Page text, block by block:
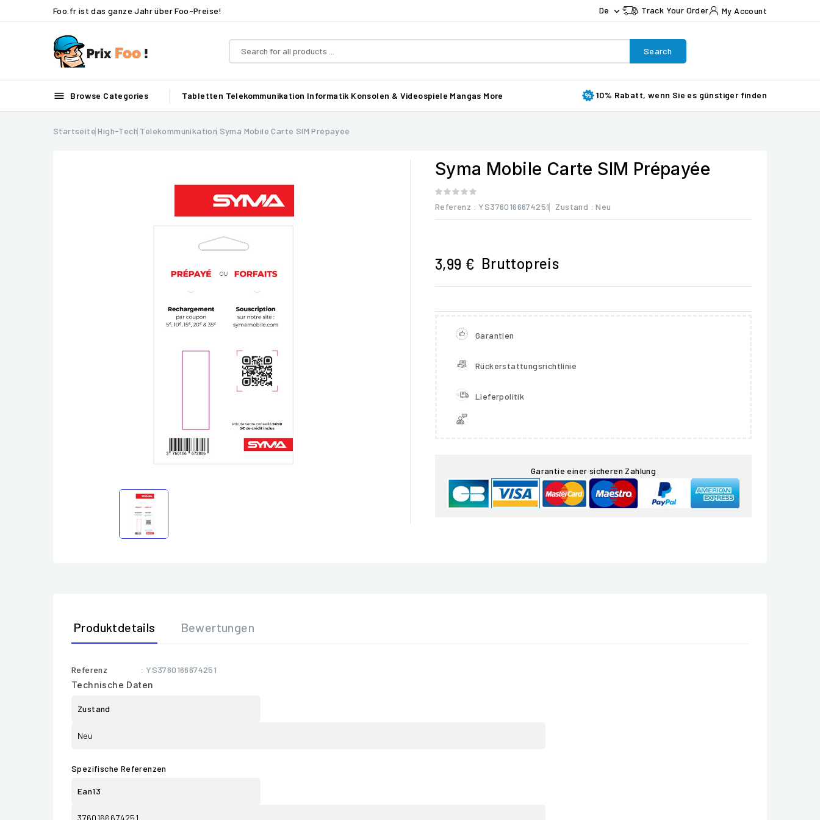
Foo.fr ist das ganze Jahr über Foo-Preise! De  Track Your Order My Account
Search
 Browse Categories Tabletten Telekommunikation Informatik Konsolen & Videospiele Mangas More 10% Rabatt, wenn Sie es günstiger finden
Startseite High-Tech Telekommunikation Syma Mobile Carte SIM Prépayée
Syma Mobile Carte SIM Prépayée
Referenz : YS3760166674251 Zustand : Neu
3,99 € Bruttopreis
Garantien
Rückerstattungsrichtlinie
Lieferpolitik
Garantie einer sicheren Zahlung
Produktdetails Bewertungen
Referenz
: YS3760166674251
Technische Daten
Zustand
Neu
Spezifische Referenzen
Ean13
3760166674251